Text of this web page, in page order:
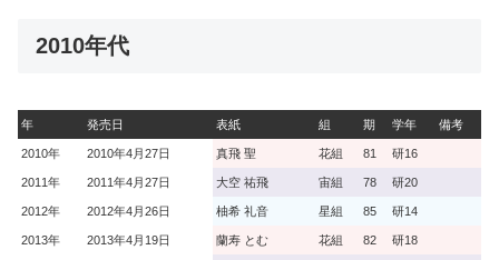
2010年代
年 発売日 表紙 組 期 学年 備考
2010年 2010年4月27日 真飛 聖 花組 81 研16
2011年 2011年4月27日 大空 祐飛 宙組 78 研20
2012年 2012年4月26日 柚希 礼音 星組 85 研14
2013年 2013年4月19日 蘭寿 とむ 花組 82 研18